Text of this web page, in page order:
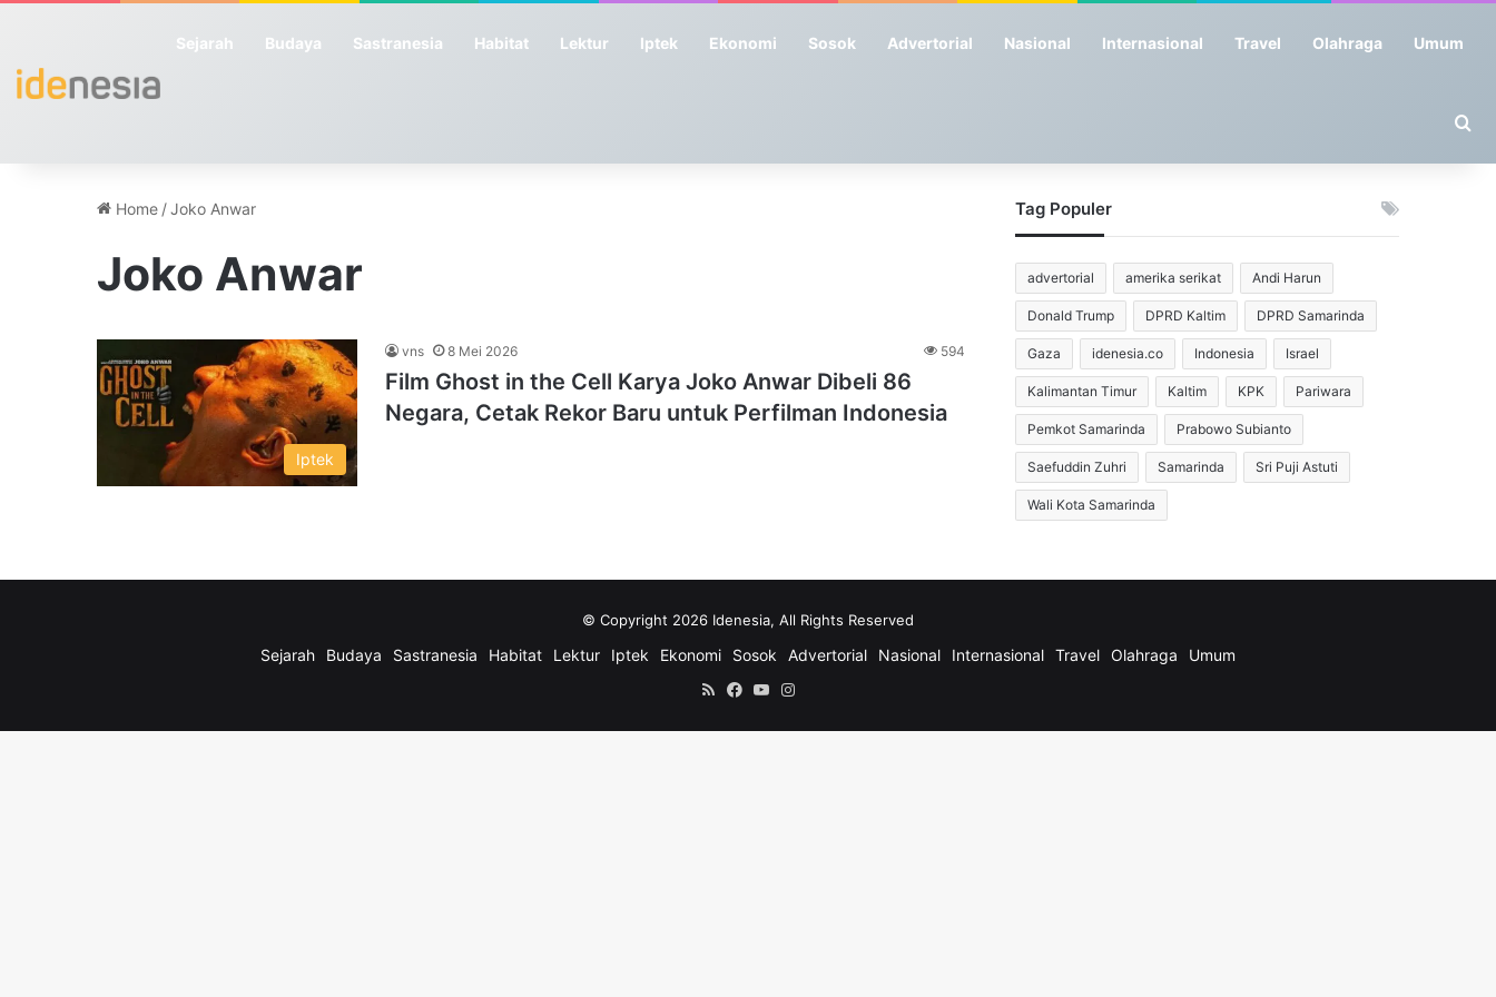
Sejarah Budaya Sastranesia Habitat Lektur Iptek Ekonomi Sosok Advertorial Nasional Internasional Travel Olahraga Umum
Home /Joko Anwar
Joko Anwar
Iptek
vns 8 Mei 2026 594
Film Ghost in the Cell Karya Joko Anwar Dibeli 86
Negara, Cetak Rekor Baru untuk Perfilman Indonesia
Tag Populer
advertorial amerika serikat Andi Harun
Donald Trump DPRD Kaltim DPRD Samarinda
Gaza idenesia.co Indonesia Israel
Kalimantan Timur Kaltim KPK Pariwara
Pemkot Samarinda Prabowo Subianto
Saefuddin Zuhri Samarinda Sri Puji Astuti
Wali Kota Samarinda
© Copyright 2026 Idenesia, All Rights Reserved
Sejarah Budaya Sastranesia Habitat Lektur Iptek Ekonomi Sosok Advertorial Nasional Internasional Travel Olahraga
Umum
RSS Facebook
YouTube